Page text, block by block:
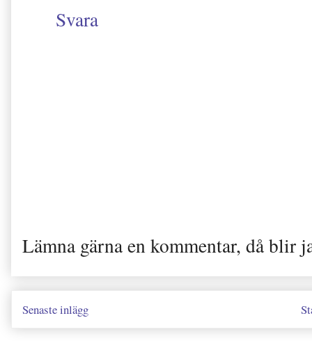
Svara
Lämna gärna en kommentar, då blir
Senaste inlägg